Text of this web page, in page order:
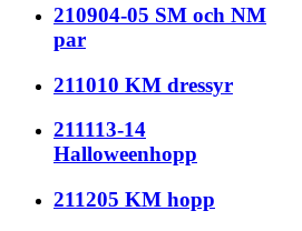
210904-05 SM och NM
par
211010 KM dressyr
211113-14
Halloweenhopp
211205 KM hopp